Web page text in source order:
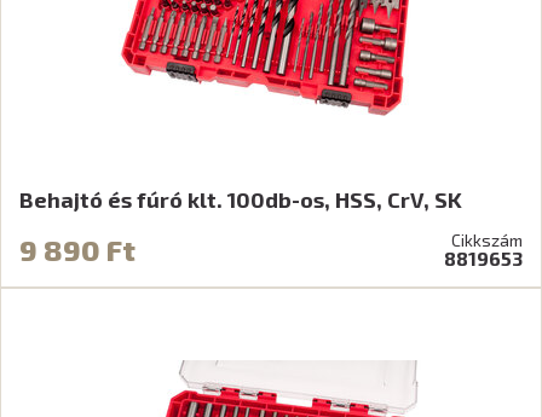
Behajtó és fúró klt. 100db-os, HSS, CrV, SK
9 890 Ft Cikkszám
8819653